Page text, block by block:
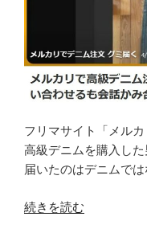
フリマサイト「メル
高級デニムを購入した
届いたのはデニムでは
“ま
続きを読む